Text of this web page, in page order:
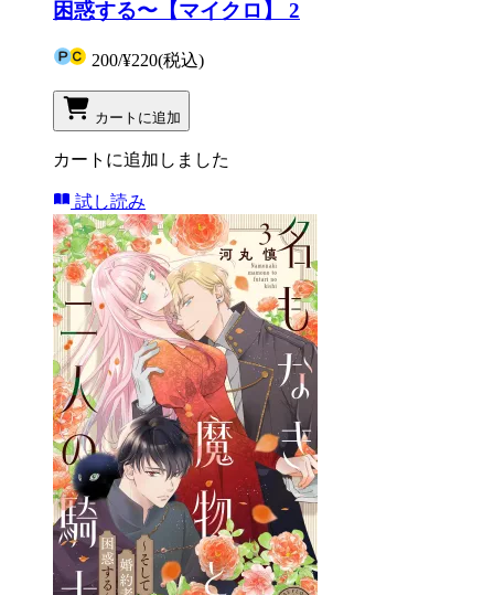
困惑する〜【マイクロ】 2
200/¥220(税込)
カートに追加
カートに追加しました
試し読み